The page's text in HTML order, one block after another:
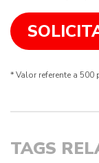
* Valor referente a
TAGS